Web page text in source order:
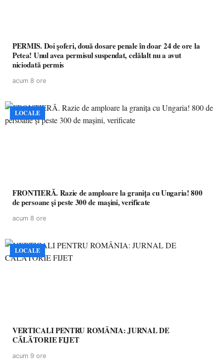
PERMIS. Doi șoferi, două dosare penale în doar 24 de ore la
Petea! Unul avea permisul suspendat, celălalt nu a avut
niciodată permis
acum 8 ore
LOCALE
FRONTIERĂ. Razie de amploare la granița cu Ungaria! 800
de persoane și peste 300 de mașini, verificate
acum 8 ore
LOCALE
VERTICALI PENTRU ROMÂNIA: JURNAL DE
CĂLĂTORIE FIJET
acum 9 ore